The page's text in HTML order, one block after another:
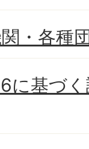
・各種
に基づ